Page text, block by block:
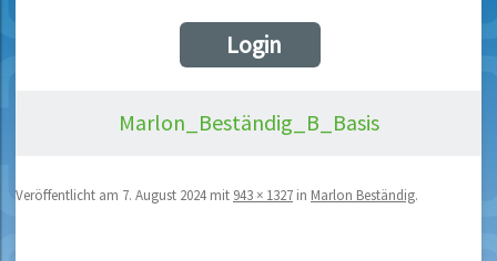
Login
Marlon_Beständig_B_Basis
Veröffentlicht am 7. August 2024 mit 943 × 1327 in Marlon Beständig.